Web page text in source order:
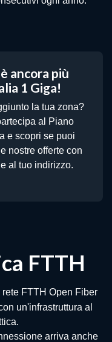
ancora più
1 Giga!
la tua zona?
al Piano
e scopri se puoi
nostre offerte con
al tuo indirizzo.
FTTH
FTTH Open Fiber
un'infrastruttura al
arriva anche